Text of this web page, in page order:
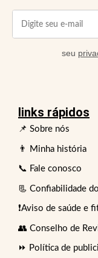
seu
links rápidos
📌 Sobre nós
👨 Minha história
📞 Fale conosco
📃 Confiabilidade
❗Aviso de saúde e
👥 Conselho de
⏩ Política de